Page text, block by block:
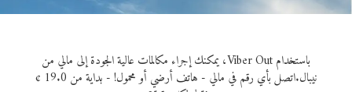
باستخدام Viber Out، يمكنك إجراء مكالمات عالية الجودة إلى مالي من
نيبال.
اتصل بأي رقم في مالي - هاتف أرضي أو محمول! - بداية من 19.0 ¢